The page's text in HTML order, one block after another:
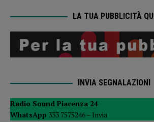
LA TUA PUBBLICITÀ QUI
INVIA SEGNALAZIONI
Radio Sound Piacenza 24
WhatsApp 333 7575246 – Invia